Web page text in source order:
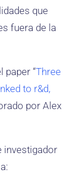
que
fuera de la
paper “Three
to r&d,
por Alex
investigador